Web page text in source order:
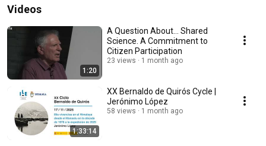
Videos
1:20
A Question About... Shared
Science. A Commitment to
Citizen Participation
23 views 1 month ago
1:33:14
XX Bernaldo de Quirós Cycle |
Jerónimo López
58 views 1 month ago